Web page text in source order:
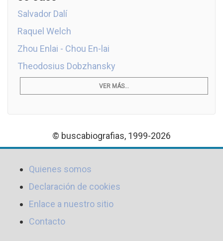
Salvador Dalí
Raquel Welch
Zhou Enlai - Chou En-lai
Theodosius Dobzhansky
VER MÁS...
© buscabiografias, 1999-2026
Quienes somos
Declaración de cookies
Enlace a nuestro sitio
Contacto